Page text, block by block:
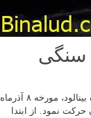
سنگی
گزارش برنامه صعود شبانه قله شیرباد از یال خانه سنگی در ادامه اردوهای آمادگی باشگاه بینالود، مورخه ۸ آذرماه
سمت روستای بوژان حرکت نمود. از ابتدا